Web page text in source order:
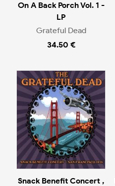
On A Back Porch Vol. 1 -
LP
Grateful Dead
34.50 €
Snack Benefit Concert ,